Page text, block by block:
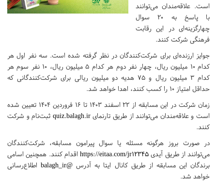
است. علاقه‌مندان می‌توانند
با پاسخ به ۲۰ سوال
چهارگزینه‌ای در این رقابت
فرهنگی شرکت کنند.
جوایز ارزنده‌ای برای شرکت‌کنندگان در نظر گرفته شده است. سه نفر اول هر
کدام ۱۰ میلیون ریال، چهار نفر دوم هر کدام ۵ میلیون ریال، ۱۰ نفر سوم هر
کدام ۳ میلیون ریال و ۷۵ هدیه دو میلیون ریالی برای شرکت‌کنندگانی که
حداقل امتیاز ۱۰ را کسب کنند، اهدا خواهد شد.
زمان شرکت در این مسابقه از ۲۲ اسفند ۱۴۰۳ تا ۱۶ فروردین ۱۴۰۴ تعیین شده
است و علاقه‌مندان می‌توانند از طریق تارنمایquiz.balagh.ir ثبت‌نام و شرکت
کنند.
در صورت بروز هرگونه مسئله یا سوال پیرامون مسابقه، شرکت‌کنندگان
می‌توانند از طریق آیدی https://eitaa.com/jr12345 اقدام کنند. همچنین اسامی
برندگان این مسابقه از طریق کانال ایتا به آدرس @balagh_ir
اطلاع‌رسانی
خواهد شد.